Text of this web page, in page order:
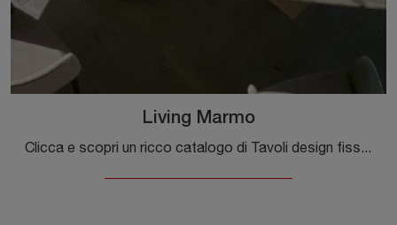
Living Marmo
Clicca e scopri un ricco catalogo di Tavoli design fissi da pranzo! Il modello Living Marmo di Riflessi ti sta aspettando.